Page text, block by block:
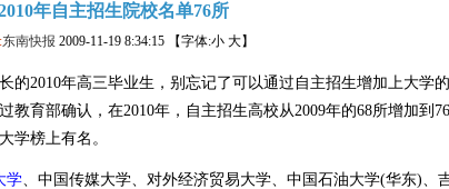
年自主招生院校名单76所
东南快报 2009-11-19 8:34:15 【字体:小 大】
2010年高三毕业生，别忘记了可以通过自主招生增加上大学
教育部确认，在2010年，自主招生高校从2009年的68所增加到76
学榜上有名。
学、中国传媒大学、对外经济贸易大学、中国石油大学(华东)、